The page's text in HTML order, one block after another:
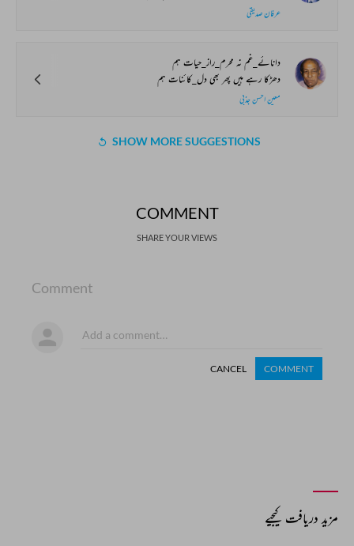
عرفان صدیقی
دانائے_غم نہ محرم_راز_حیات ہم
دھڑکا رہے ہیں پھر بھی دل_کائنات ہم
معین احسن جذبی
SHOW MORE SUGGESTIONS
COMMENT
SHARE YOUR VIEWS
Comment
CANCEL COMMENT
مزید دریافت کیجیے